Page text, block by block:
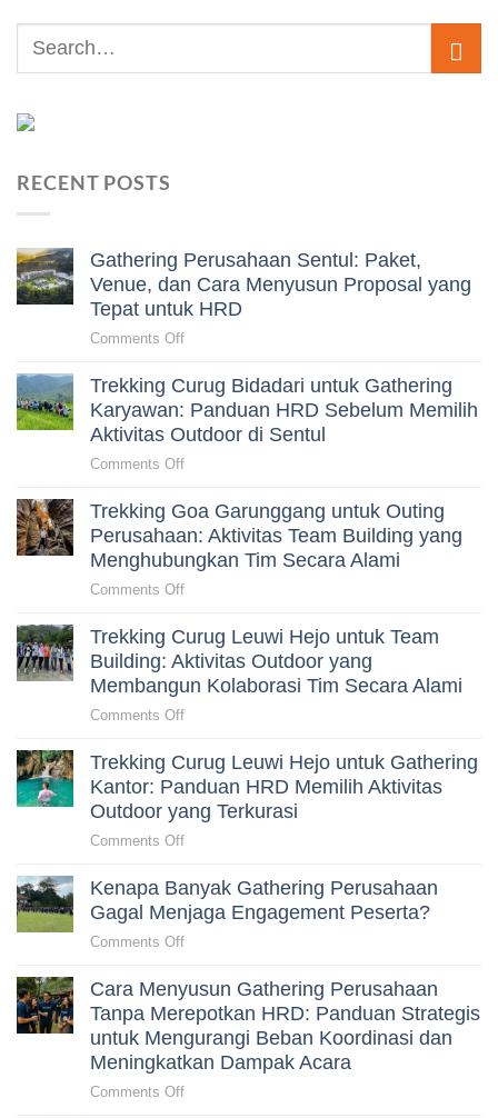
RECENT POSTS
Gathering Perusahaan Sentul: Paket,
Venue, dan Cara Menyusun Proposal yang
Tepat untuk HRD
Comments Offon
Perusahaan
Sentul:
Paket,
Menyusun
Proposal
yang
Tepat
Trekking Curug Bidadari untuk Gathering
Karyawan: Panduan HRD Sebelum Memilih
Aktivitas Outdoor di Sentul
Comments Offon
Curug
Bidadari
untuk
Gathering
HRD
Sebelum
Memilih
Aktivitas
Sentul
Trekking Goa Garunggang untuk Outing
Perusahaan: Aktivitas Team Building yang
Menghubungkan Tim Secara Alami
Comments Offon
Goa
Garunggang
untuk
Team
Building
yang
Menghubungkan
Secara
Alami
Trekking Curug Leuwi Hejo untuk Team
Building: Aktivitas Outdoor yang
Membangun Kolaborasi Tim Secara Alami
Comments Offon
Curug
Leuwi
untuk
Aktivitas
Outdoor
yang
Kolaborasi
Tim
Secara
Alami
Trekking Curug Leuwi Hejo untuk Gathering
Kantor: Panduan HRD Memilih Aktivitas
Outdoor yang Terkurasi
Comments Offon
Curug
Leuwi
Hejo
Kantor:
Panduan
HRD
Memilih
Aktivitas
Kenapa Banyak Gathering Perusahaan
Gagal Menjaga Engagement Peserta?
Comments Offon
Banyak
Gathering
Perusahaan
Gagal
Menjaga
Engagement
Cara Menyusun Gathering Perusahaan
Tanpa Merepotkan HRD: Panduan Strategis
untuk Mengurangi Beban Koordinasi dan
Meningkatkan Dampak Acara
Comments Offon